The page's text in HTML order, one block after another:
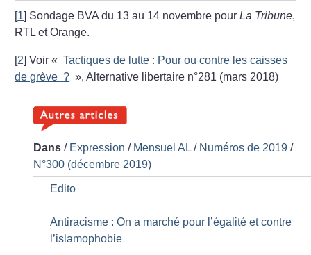
[1] Sondage BVA du 13 au 14 novembre pourLa Tribune,
RTL et Orange.
[2]Voir « Tactiques de lutte : Pour ou contre les caisses
de grève ? », Alternative libertaire n°281 (mars 2018)
Dans / Expression / Mensuel AL / Numéros de 2019 /
N°300 (décembre 2019)
Edito
Antiracisme : On a marché pour l’égalité et contre
l’islamophobie